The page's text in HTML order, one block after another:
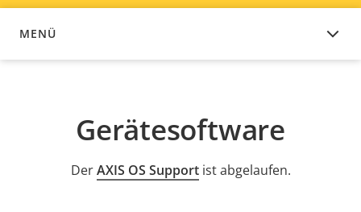
MENÜ
GERÄTESOFTWARE
Gerätesoftware
DerAXIS OS Supportist abgelaufen.